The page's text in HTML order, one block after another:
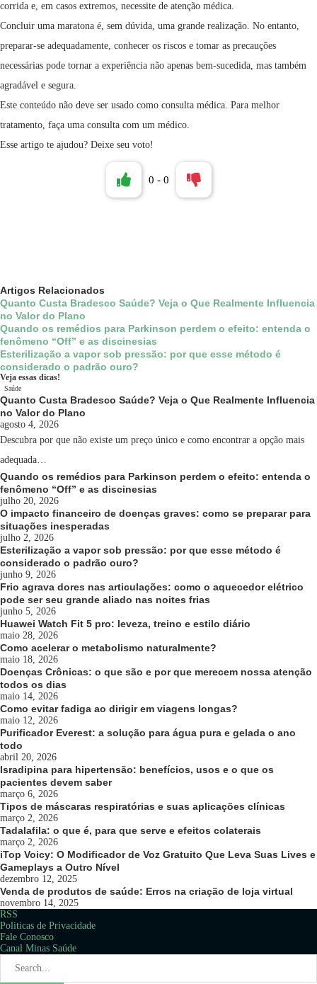
corrida e, em casos extremos, necessite de atenção médica.
Concluir uma maratona é, sem dúvida, uma grande realização. No entanto,
preparar-se adequadamente, conhecer os riscos e tomar as precauções
necessárias pode tornar a experiência não apenas bem-sucedida, mas também
agradável e segura.
Este conteúdo não deve ser usado como consulta médica. Para melhor
tratamento, faça uma consulta com um médico.
Esse artigo te ajudou? Deixe seu voto!
0 - 0
Artigos Relacionados
Quanto Custa Bradesco Saúde? Veja o Que Realmente Influencia
no Valor do Plano
Quando os remédios para Parkinson perdem o efeito: entenda o
fenômeno “Off” e as discinesias
Esterilização a vapor sob pressão: por que esse método é
considerado o padrão ouro?
Veja essas dicas!
Saúde
Quanto Custa Bradesco Saúde? Veja o Que Realmente Influencia
no Valor do Plano
agosto 4, 2026
Descubra por que não existe um preço único e como encontrar a opção mais
adequada…
Quando os remédios para Parkinson perdem o efeito: entenda o
fenômeno “Off” e as discinesias
julho 20, 2026
O impacto financeiro de doenças graves: como se preparar para
situações inesperadas
julho 2, 2026
Esterilização a vapor sob pressão: por que esse método é
considerado o padrão ouro?
junho 9, 2026
Frio agrava dores nas articulações: como o aquecedor elétrico
pode ser seu grande aliado nas noites frias
junho 5, 2026
Huawei Watch Fit 5 pro: leveza, treino e estilo diário
maio 28, 2026
Como acelerar o metabolismo naturalmente?
maio 18, 2026
Doenças Crônicas: o que são e por que merecem nossa atenção
todos os dias
maio 14, 2026
Como evitar fadiga ao dirigir em viagens longas?
maio 12, 2026
Purificador Everest: a solução para água pura e gelada o ano
todo
abril 20, 2026
Isradipina para hipertensão: benefícios, usos e o que os
pacientes devem saber
março 6, 2026
Tipos de máscaras respiratórias e suas aplicações clínicas
março 2, 2026
Tadalafila: o que é, para que serve e efeitos colaterais
março 2, 2026
iTop Voicy: O Modificador de Voz Gratuito Que Leva Suas Lives e
Gameplays a Outro Nível
dezembro 12, 2025
Venda de produtos de saúde: Erros na criação de loja virtual
novembro 14, 2025
RSS
Politicas de Privacidade
Fale Conosco
Canal Minas Saúde